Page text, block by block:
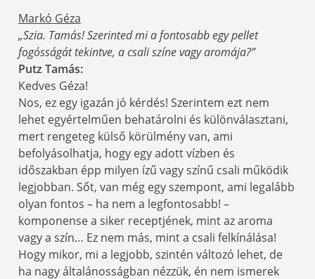
Markó Géza
„Szia. Tamás! Szerinted mi a fontosabb egy pellet
fogósságát tekintve, a csali színe vagy aromája?”
Putz Tamás:
Kedves Géza!
Nos, ez egy igazán jó kérdés! Szerintem ezt nem
lehet egyértelműen behatárolni és különválasztani,
mert rengeteg külső körülmény van, ami
befolyásolhatja, hogy egy adott vízben és
időszakban épp milyen ízű vagy színű csali működik
legjobban. Sőt, van még egy szempont, ami legalább
olyan fontos – ha nem a legfontosabb! –
komponense a siker receptjének, mint az aroma
vagy a szín… Ez nem más, mint a csali felkínálása!
Hogy mikor, mi a legjobb, szintén változó lehet, de
ha nagy általánosságban nézzük, én nem ismerek